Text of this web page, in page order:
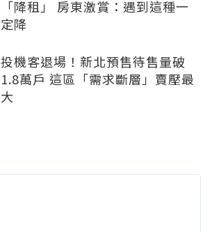
「降租」 房東激賞：遇到這種一
定降
投機客退場！新北預售待售量破
1.8萬戶 這區「需求斷層」賣壓最
大